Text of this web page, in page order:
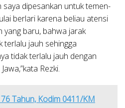
saya dipesankan untuk temen-
berlari karena beliau atensi
yang baru, bahwa jarak
terlalu jauh sehingga
tidak terlalu jauh dengan
Rezki.
Tahun, Kodim 0411/KM